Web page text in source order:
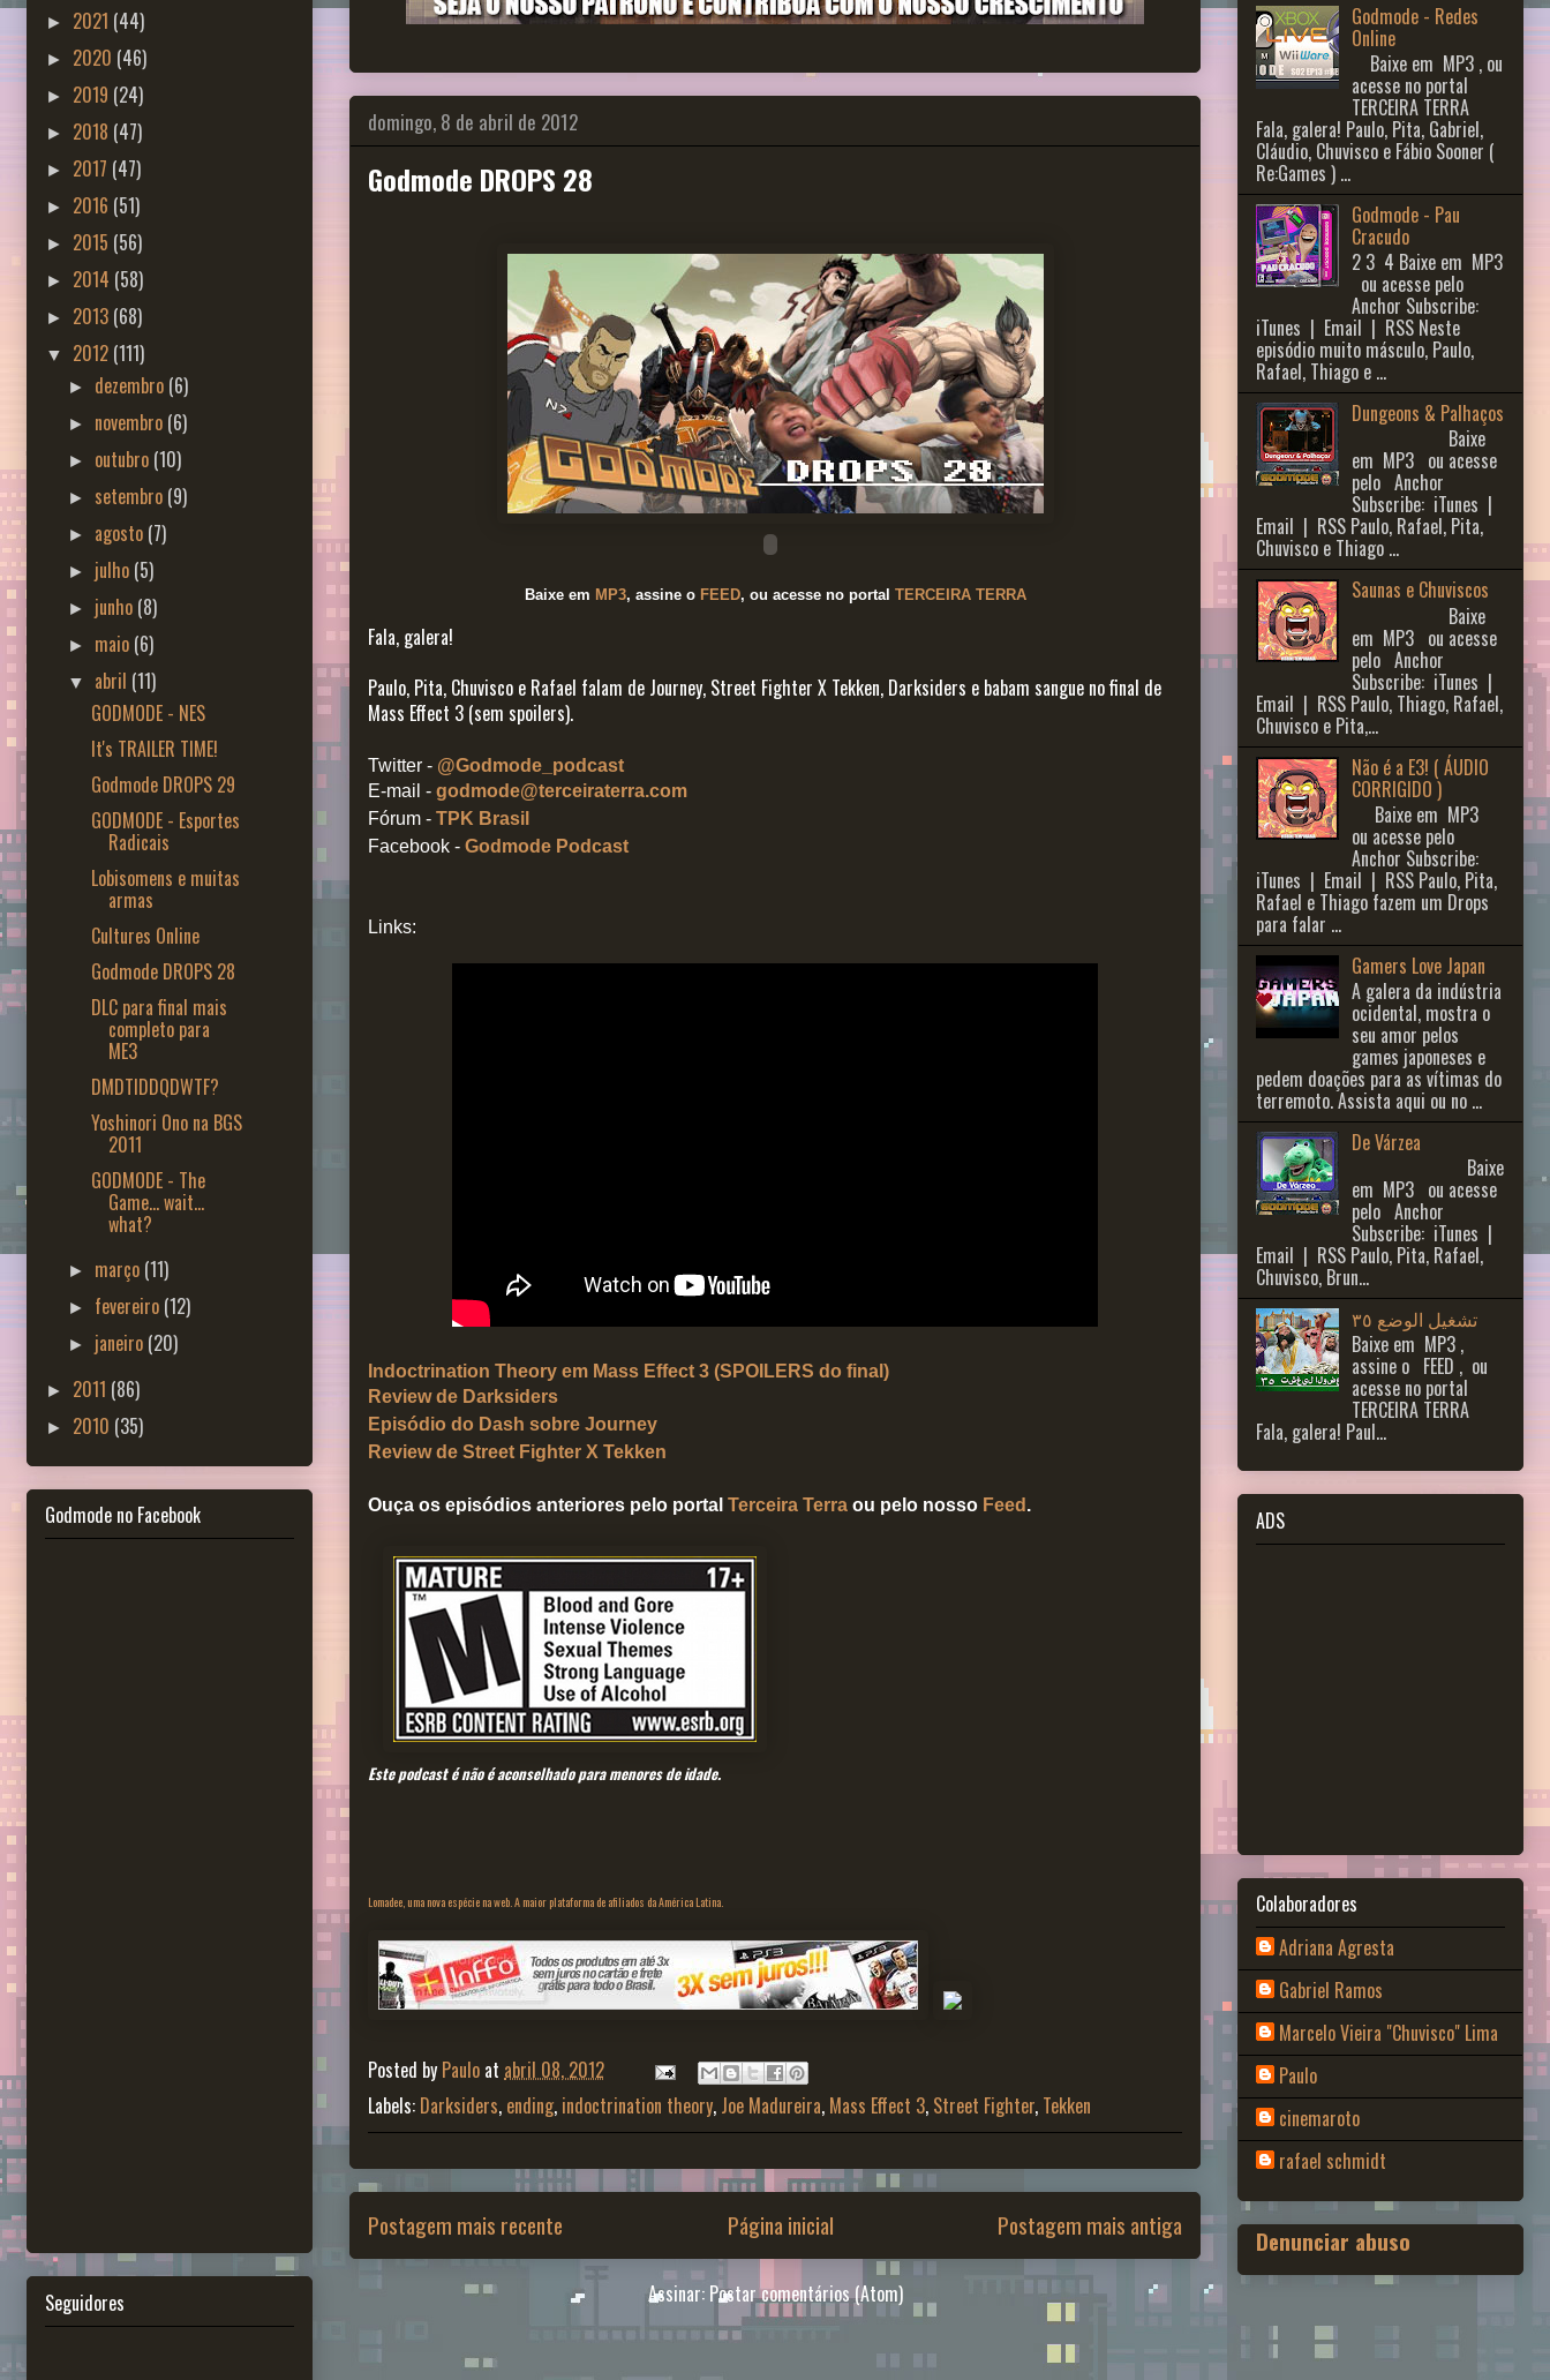
domingo, 8 de abril de 2012
Godmode DROPS 28
Baixe em MP3, assine o FEED, ou acesse no portal TERCEIRA TERRA
Fala, galera!
Paulo, Pita, Chuvisco e Rafael falam de Journey, Street Fighter X Tekken, Darksiders e babam sangue no final de
Mass Effect 3 (sem spoilers).
Twitter - @Godmode_podcast
E-mail - godmode@terceiraterra.com
Fórum - TPK Brasil
Facebook - Godmode Podcast
Links:
Indoctrination Theory em Mass Effect 3 (SPOILERS do final)
Review de Darksiders
Episódio do Dash sobre Journey
Review de Street Fighter X Tekken
Ouça os episódios anteriores pelo portal Terceira Terra ou pelo nosso Feed .
Este podcast é não é aconselhado para menores de idade.
Lomadee, uma nova espécie na web. A maior plataforma de afiliados da América Latina.
Posted by Paulo at abril 08, 2012
Labels: Darksiders, ending, indoctrination theory, Joe Madureira, Mass Effect 3, Street Fighter, Tekken
Postagem mais recente Postagem mais antiga
Página inicial
Assinar: Postar comentários (Atom)
► 2021 (44)
► 2020 (46)
► 2019 (24)
► 2018 (47)
► 2017 (47)
► 2016 (51)
► 2015 (56)
► 2014 (58)
► 2013 (68)
▼ 2012 (111)
► dezembro (6)
► novembro (6)
► outubro (10)
► setembro (9)
► agosto (7)
► julho (5)
► junho (8)
► maio (6)
▼ abril (11)
GODMODE - NES
It's TRAILER TIME!
Godmode DROPS 29
GODMODE - Esportes
Radicais
Lobisomens e muitas
armas
Cultures Online
Godmode DROPS 28
DLC para final mais
completo para
ME3
DMDTIDDQDWTF?
Yoshinori Ono na BGS
2011
GODMODE - The
Game... wait...
what?
► março (11)
► fevereiro (12)
► janeiro (20)
► 2011 (86)
► 2010 (35)
Godmode no Facebook
Seguidores
Godmode - Redes
Online
Baixe em MP3 , ou
acesse no portal
TERCEIRA TERRA
Fala, galera! Paulo, Pita, Gabriel,
Cláudio, Chuvisco e Fábio Sooner (
Re:Games ) ...
Godmode - Pau
Cracudo
2 3 ​ 4 Baixe em MP3
ou acesse pelo
Anchor Subscribe:
iTunes | Email | RSS Neste
episódio muito másculo, Paulo,
Rafael, Thiago e ...
Dungeons & Palhaços
Baixe
em MP3 ou acesse
pelo Anchor
Subscribe: iTunes |
Email | RSS Paulo, Rafael, Pita,
Chuvisco e Thiago ...
Saunas e Chuviscos
Baixe
em MP3 ou acesse
pelo Anchor
Subscribe: iTunes |
Email | RSS Paulo, Thiago, Rafael,
Chuvisco e Pita,...
Não é a E3! ( ÁUDIO
CORRIGIDO )
Baixe em MP3
ou acesse pelo
Anchor Subscribe:
iTunes | Email | RSS Paulo, Pita,
Rafael e Thiago fazem um Drops
para falar ...
Gamers Love Japan
A galera da indústria
ocidental, mostra o
seu amor pelos
games japoneses e
pedem doações para as vítimas do
terremoto. Assista aqui ou no ...
De Várzea
Baixe
em MP3 ou acesse
pelo Anchor
Subscribe: iTunes |
Email | RSS Paulo, Pita, Rafael,
Chuvisco, Brun...
تشغيل الوضع ٣٥
Baixe em MP3 ,
assine o FEED , ou
acesse no portal
TERCEIRA TERRA
Fala, galera! Paul...
ADS
Colaboradores
Adriana Agresta
Gabriel Ramos
Marcelo Vieira "Chuvisco" Lima
Paulo
cinemaroto
rafael schmidt
Denunciar abuso